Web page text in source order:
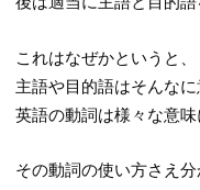
これはなぜかというと、
主語や目的語はそんなに
英語の動詞は様々な意味
その動詞の使い方さえ分